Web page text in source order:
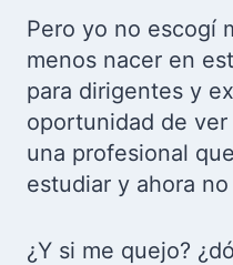
Pero yo no escogí
menos nacer en
para dirigentes y
oportunidad de
una profesional
estudiar y ahora
¿Y si me quejo?